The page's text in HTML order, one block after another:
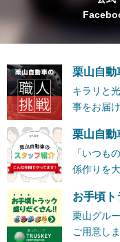
栗山自動
キラリと
事をお届
栗山自動
「いつも
係作りを
お手頃ト
栗山グル
ご用意し